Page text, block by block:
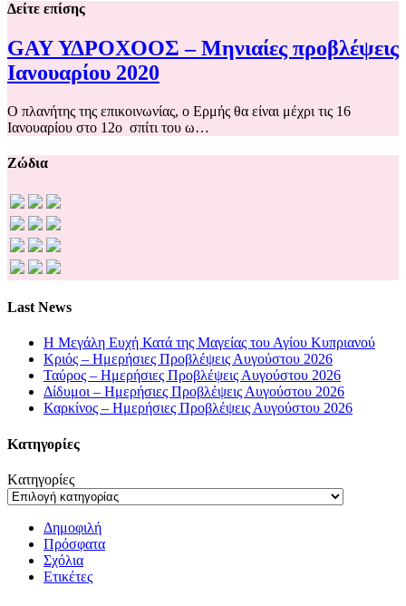
Δείτε επίσης
GAY ΥΔΡΟΧΟΟΣ – Μηνιαίες προβλέψεις
Ιανουαρίου 2020
Ο πλανήτης της επικοινωνίας, ο Ερμής θα είναι μέχρι τις 16
Ιανουαρίου στο 12ο σπίτι του ω…
Ζώδια
Last News
Η Μεγάλη Ευχή Κατά της Μαγείας του Αγίου Κυπριανού
Κριός – Ημερήσιες Προβλέψεις Αυγούστου 2026
Ταύρος – Ημερήσιες Προβλέψεις Αυγούστου 2026
Δίδυμοι – Ημερήσιες Προβλέψεις Αυγούστου 2026
Καρκίνος – Ημερήσιες Προβλέψεις Αυγούστου 2026
Kατηγορίες
Kατηγορίες
Δημοφιλή
Πρόσφατα
Σχόλια
Ετικέτες